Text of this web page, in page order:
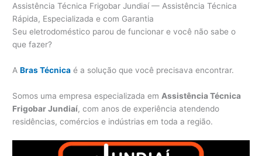
Assistência Técnica Frigobar Jundiaí — Assistência Técnica
Rápida, Especializada e com Garantia
Seu eletrodoméstico parou de funcionar e você não sabe o
que fazer?
ABras Técnica é a solução que você precisava encontrar.
Somos uma empresa especializada em Assistência Técnica
Frigobar Jundiaí, com anos de experiência atendendo
residências, comércios e indústrias em toda a região.